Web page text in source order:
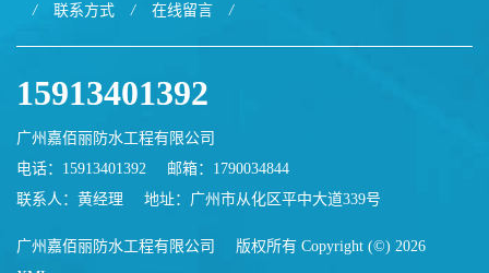
/ 联系方式 / 在线留言 /
15913401392
广州嘉佰丽防水工程有限公司
电话：15913401392
邮箱： 1790034844
联系人：黄经理
地址：广州市从化区平中大道339号
广州嘉佰丽防水工程有限公司
版权所有 Copyright (©) 2026